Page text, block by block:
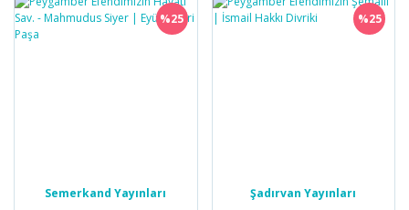
%25
Semerkand Yayınları
%25
Şadırvan Yayınları